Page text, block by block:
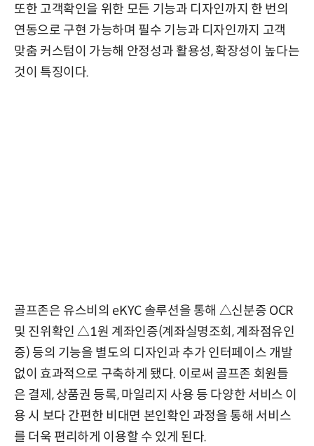
또한 고객확인을 위한 모든 기능과 디자인까지 한 번의
연동으로 구현 가능하며 필수 기능과 디자인까지 고객
맞춤 커스텀이 가능해 안정성과 활용성, 확장성이 높다는
것이 특징이다.
골프존은 유스비의 eKYC 솔루션을 통해 △신분증 OCR
및 진위확인 △1원 계좌인증(계좌실명조회, 계좌점유인
증) 등의 기능을 별도의 디자인과 추가 인터페이스 개발
없이 효과적으로 구축하게 됐다. 이로써 골프존 회원들
은 결제, 상품권 등록, 마일리지 사용 등 다양한 서비스 이
용 시 보다 간편한 비대면 본인확인 과정을 통해 서비스
를 더욱 편리하게 이용할 수 있게 된다.